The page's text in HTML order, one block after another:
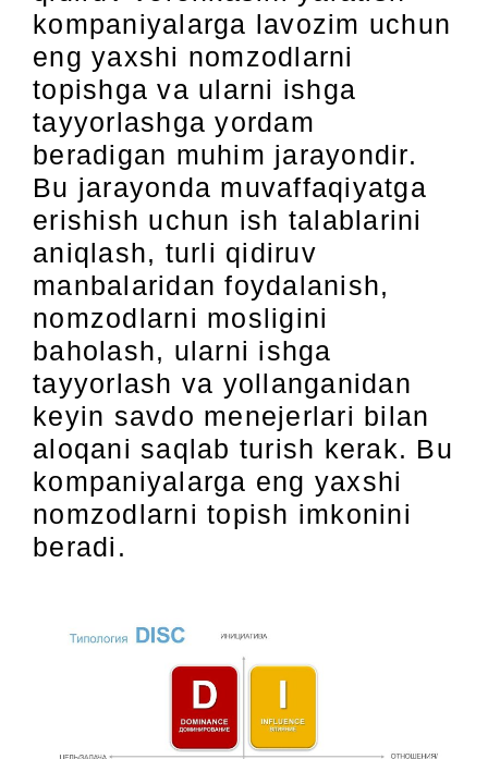
kompaniyalarga lavozim uchun
eng yaxshi nomzodlarni
topishga va ularni ishga
tayyorlashga yordam
beradigan muhim jarayondir.
Bu jarayonda muvaffaqiyatga
erishish uchun ish talablarini
aniqlash, turli qidiruv
manbalaridan foydalanish,
nomzodlarni mosligini
baholash, ularni ishga
tayyorlash va yollanganidan
keyin savdo menejerlari bilan
aloqani saqlab turish kerak. Bu
kompaniyalarga eng yaxshi
nomzodlarni topish imkonini
beradi.